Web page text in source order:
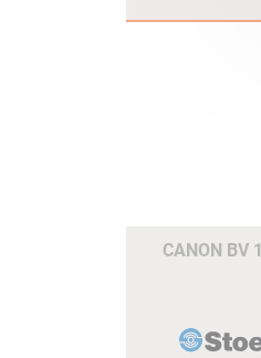
CANON BV